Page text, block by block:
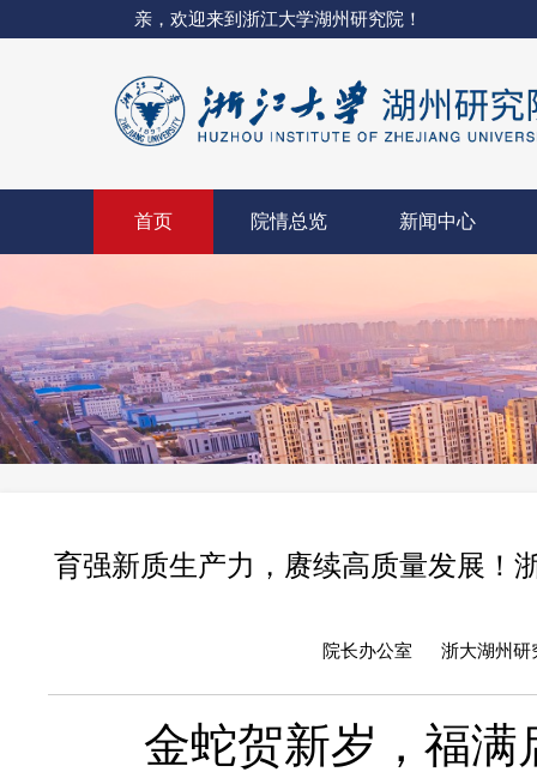
亲，欢迎来到浙江大学湖州研究院！
首页 院情总览 新闻中心
育强新质生产力，赓续高质量发展！
院长办公室 浙大湖州
金蛇贺新岁，福满